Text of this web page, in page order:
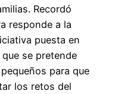
Recordó
responde a la
puesta en
se pretende
para que
los retos del